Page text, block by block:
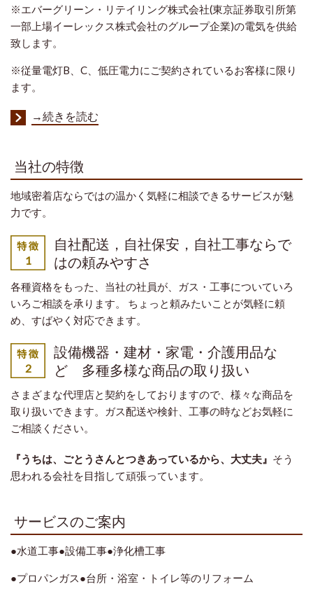
※エバーグリーン・リテイリング株式会社(東京証券取引所第
一部上場イーレックス株式会社のグループ企業)の電気を供給
致します。
※従量電灯B、C、低圧電力にご契約されているお客様に限り
ます。
→続きを読む
当社の特徴
地域密着店ならではの温かく気軽に相談できるサービスが魅
力です。
自社配送，自社保安，自社工事ならで
はの頼みやすさ
各種資格をもった、当社の社員が、ガス・工事についていろ
いろご相談を承ります。 ちょっと頼みたいことが気軽に頼
め、すばやく対応できます。
設備機器・建材・家電・介護用品な
ど 多種多様な商品の取り扱い
さまざまな代理店と契約をしておりますので、様々な商品を
取り扱いできます。ガス配送や検針、工事の時などお気軽に
ご相談ください。
『うちは、ごとうさんとつきあっているから、大丈夫』 そう
思われる会社を目指して頑張っています。
サービスのご案内
●水道工事●設備工事●浄化槽工事
●プロパンガス●台所・浴室・トイレ等のリフォーム